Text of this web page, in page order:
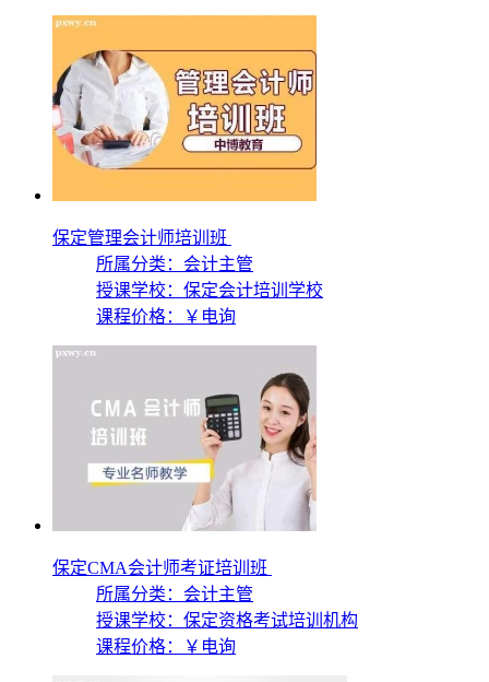
保定管理会计师培训班
所属分类：会计主管
授课学校： 保定会计培训学校
课程价格：
￥电询
保定CMA会计师考证培训班
所属分类：会计主管
授课学校： 保定资格考试培训机构
课程价格：
￥电询